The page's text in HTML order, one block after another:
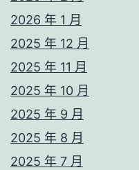
2026 年 1 月
2025 年 12 月
2025 年 11 月
2025 年 10 月
2025 年 9 月
2025 年 8 月
2025 年 7 月